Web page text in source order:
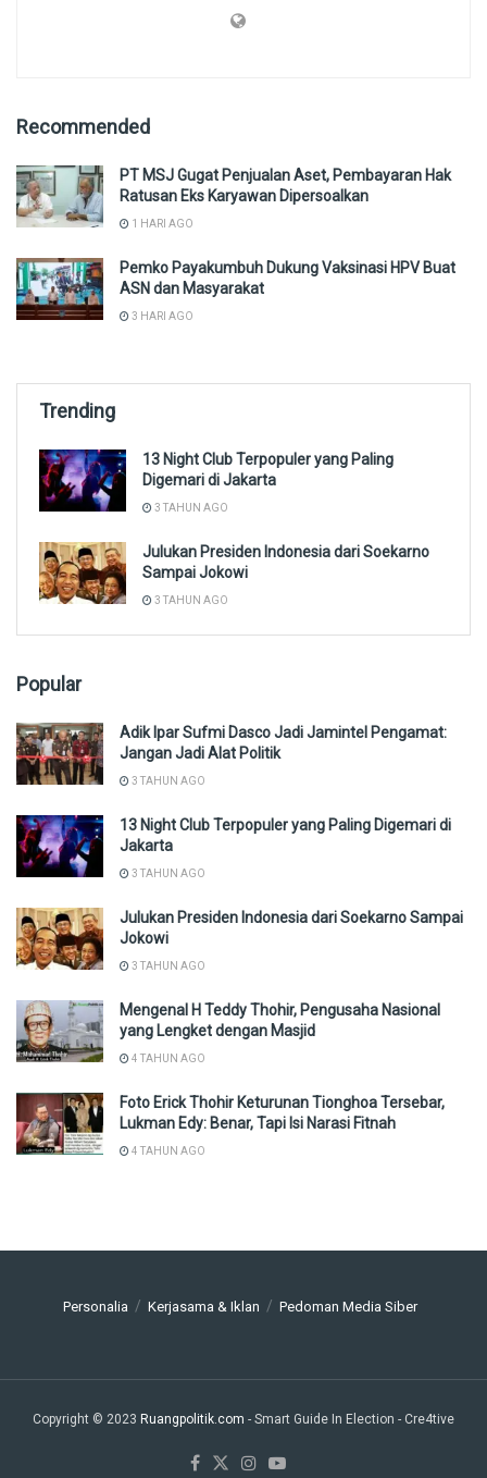
Recommended
PT MSJ Gugat Penjualan Aset, Pembayaran Hak
Ratusan Eks Karyawan Dipersoalkan
1 HARI AGO
Pemko Payakumbuh Dukung Vaksinasi HPV Buat
ASN dan Masyarakat
3 HARI AGO
Trending
13 Night Club Terpopuler yang Paling
Digemari di Jakarta
3 TAHUN AGO
Julukan Presiden Indonesia dari Soekarno
Sampai Jokowi
3 TAHUN AGO
Popular
Adik Ipar Sufmi Dasco Jadi Jamintel Pengamat:
Jangan Jadi Alat Politik
3 TAHUN AGO
13 Night Club Terpopuler yang Paling Digemari di
Jakarta
3 TAHUN AGO
Julukan Presiden Indonesia dari Soekarno Sampai
Jokowi
3 TAHUN AGO
Mengenal H Teddy Thohir, Pengusaha Nasional
yang Lengket dengan Masjid
4 TAHUN AGO
Foto Erick Thohir Keturunan Tionghoa Tersebar,
Lukman Edy: Benar, Tapi Isi Narasi Fitnah
4 TAHUN AGO
Personalia Kerjasama & Iklan Pedoman Media Siber
Copyright © 2023 Ruangpolitik.com - Smart Guide In Election - Cre4tive